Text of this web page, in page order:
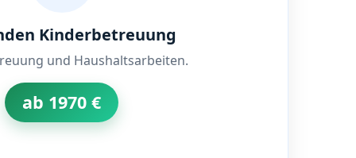
Kinderbetreuung
und Haushaltsarbeiten.
ab 1970 €